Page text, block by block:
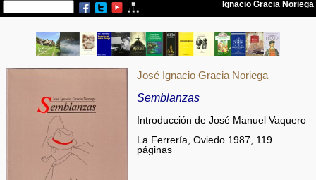
José Ignacio Gracia Noriega
Semblanzas
Introducción de José Manuel Vaquero
La Ferrería, Oviedo 1987, 119
páginas